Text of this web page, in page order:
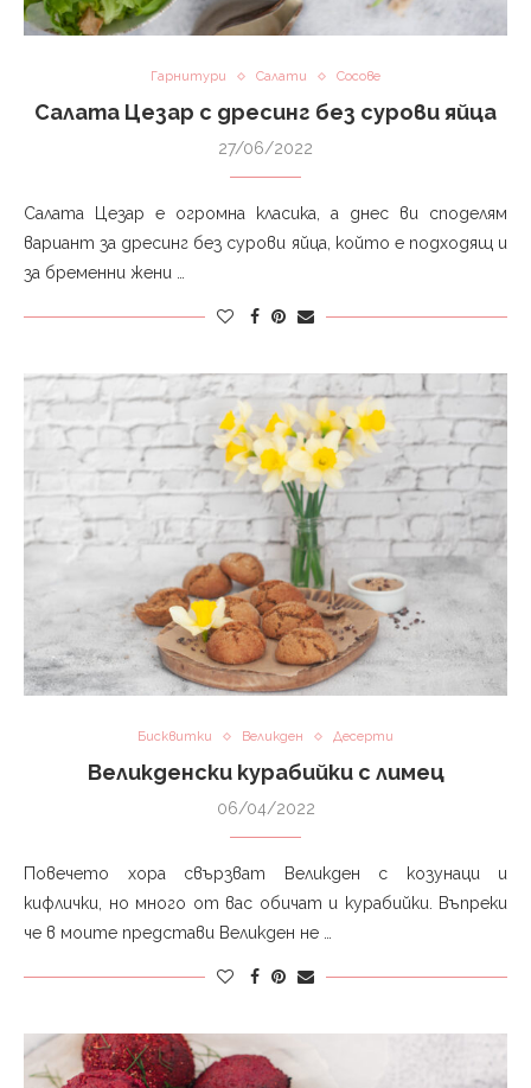
Гарнитури Салати Сосове
Салата Цезар с дресинг без сурови яйца
27/06/2022
Салата Цезар е огромна класика, а днес ви споделям
вариант за дресинг без сурови яйца, който е подходящ и
за бременни жени …
Бисквитки Великден Десерти
Великденски курабийки с лимец
06/04/2022
Повечето хора свързват Великден с козунаци и
кифлички, но много от вас обичат и курабийки. Въпреки
че в моите представи Великден не …